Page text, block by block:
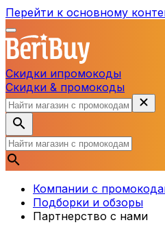
Перейти к основному
Скидки ипромокоды
Скидки & промокоды
Компании с
Подборки и обзоры
Партнерство с нами